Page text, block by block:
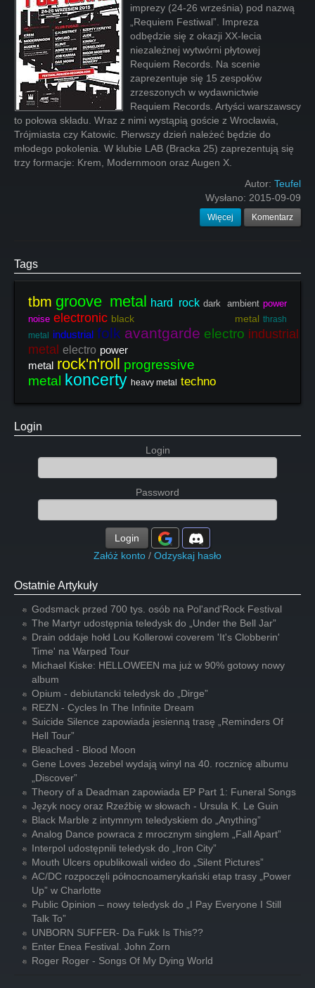
imprezy (24-26 września) pod nazwą
„Requiem Festiwal”. Impreza
odbędzie się z okazji XX-lecia
niezależnej wytwórni płytowej
Requiem Records. Na scenie
zaprezentuje się 15 zespołów
zrzeszonych w wydawnictwie
Requiem Records. Artyści warszawscy
to połowa składu. Wraz z nimi wystąpią goście z Wrocławia,
Trójmiasta czy Katowic. Pierwszy dzień należeć będzie do
młodego pokolenia. W klubie LAB (Bracka 25) zaprezentują się
trzy formacje: Krem, Modernmoon oraz Augen X.
Autor: Teufel
Wysłano: 2015-09-09
Więcej Komentarz
Tags
tbm groove metal hard rock dark ambient power
noise electronic black metal thrash
metal
industrial folk avantgarde electro industrial
metal electro power
metal rock'n'roll progressive
metal koncerty heavy metal techno
Login
Login
Password
Login
Załóż konto / Odzyskaj hasło
Ostatnie Artykuły
Godsmack przed 700 tys. osób na Pol'and'Rock Festival
The Martyr udostępnia teledysk do „Under the Bell Jar”
Drain oddaje hołd Lou Kollerowi coverem 'It's Clobberin'
Time' na Warped Tour
Michael Kiske: HELLOWEEN ma już w 90% gotowy nowy
album
Opium - debiutancki teledysk do „Dirge”
REZN - Cycles In The Infinite Dream
Suicide Silence zapowiada jesienną trasę „Reminders Of
Hell Tour”
Bleached - Blood Moon
Gene Loves Jezebel wydają winyl na 40. rocznicę albumu
„Discover”
Theory of a Deadman zapowiada EP Part 1: Funeral Songs
Język nocy oraz Rzeźbię w słowach - Ursula K. Le Guin
Black Marble z intymnym teledyskiem do „Anything”
Analog Dance powraca z mrocznym singlem „Fall Apart”
Interpol udostępnili teledysk do „Iron City”
Mouth Ulcers opublikowali wideo do „Silent Pictures”
AC/DC rozpoczęli północnoamerykański etap trasy „Power
Up” w Charlotte
Public Opinion – nowy teledysk do „I Pay Everyone I Still
Talk To”
UNBORN SUFFER- Da Fukk Is This??
Enter Enea Festival. John Zorn
Roger Roger - Songs Of My Dying World